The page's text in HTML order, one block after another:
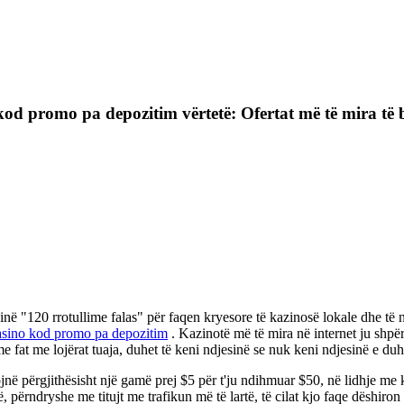
promo pa depozitim vërtetë: Ofertat më të mira
"120 rrotullime falas" për faqen kryesore të kazinosë lokale dhe të
kod promo pa depozitim . Kazinotë më të mira në internet ju
me lojërat tuaja, duhet të keni ndjesinë se nuk keni ndjesinë e
përgjithësisht një gamë prej $5 për t'ju ndihmuar $50, në lidhje me
me titujt me trafikun më të lartë, të cilat kjo faqe